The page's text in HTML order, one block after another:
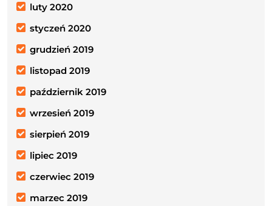
luty 2020
styczeń 2020
grudzień 2019
listopad 2019
październik 2019
wrzesień 2019
sierpień 2019
lipiec 2019
czerwiec 2019
marzec 2019